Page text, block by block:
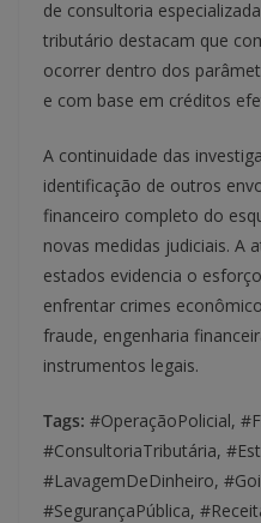
de consultoria
tributário destacam que
ocorrer dentro dos
e com base em créditos
A continuidade das
identificação de outros
financeiro completo do
novas medidas judiciais. A
estados evidencia o
enfrentar crimes
fraude, engenharia
instrumentos legais.
Tags: #OperaçãoPolicial,
#ConsultoriaTributária,
#LavagemDeDinheiro,
#SegurançaPública,